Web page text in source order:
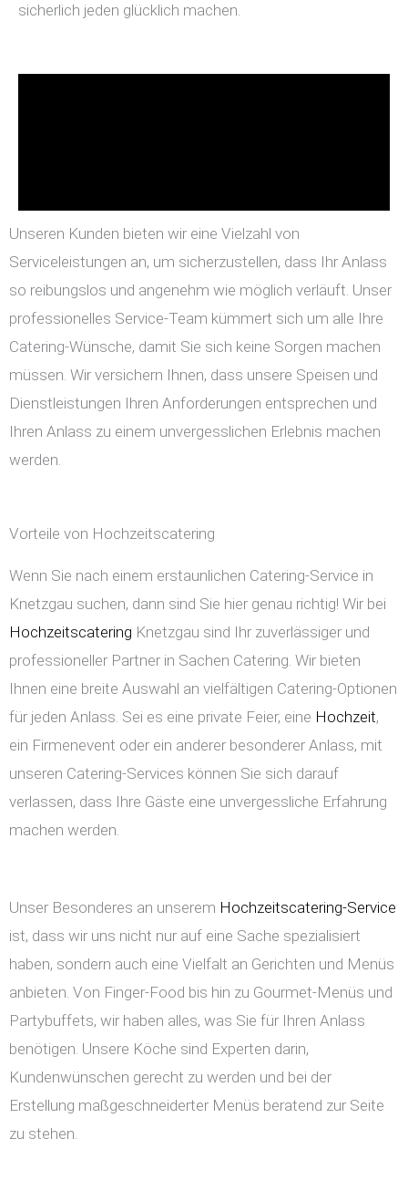
sicherlich jeden glücklich machen.
Unseren Kunden bieten wir eine Vielzahl von
Serviceleistungen an, um sicherzustellen, dass Ihr Anlass
so reibungslos und angenehm wie möglich verläuft. Unser
professionelles Service-Team kümmert sich um alle Ihre
Catering-Wünsche, damit Sie sich keine Sorgen machen
müssen. Wir versichern Ihnen, dass unsere Speisen und
Dienstleistungen Ihren Anforderungen entsprechen und
Ihren Anlass zu einem unvergesslichen Erlebnis machen
werden.
Vorteile von Hochzeitscatering
Wenn Sie nach einem erstaunlichen Catering-Service in
Knetzgau suchen, dann sind Sie hier genau richtig! Wir bei
Hochzeitscatering Knetzgau sind Ihr zuverlässiger und
professioneller Partner in Sachen Catering. Wir bieten
Ihnen eine breite Auswahl an vielfältigen Catering-Optionen
für jeden Anlass. Sei es eine private Feier, eine Hochzeit,
ein Firmenevent oder ein anderer besonderer Anlass, mit
unseren Catering-Services können Sie sich darauf
verlassen, dass Ihre Gäste eine unvergessliche Erfahrung
machen werden.
Unser Besonderes an unserem Hochzeitscatering-Service
ist, dass wir uns nicht nur auf eine Sache spezialisiert
haben, sondern auch eine Vielfalt an Gerichten und Menüs
anbieten. Von Finger-Food bis hin zu Gourmet-Menüs und
Partybuffets, wir haben alles, was Sie für Ihren Anlass
benötigen. Unsere Köche sind Experten darin,
Kundenwünschen gerecht zu werden und bei der
Erstellung maßgeschneiderter Menüs beratend zur Seite
zu stehen.